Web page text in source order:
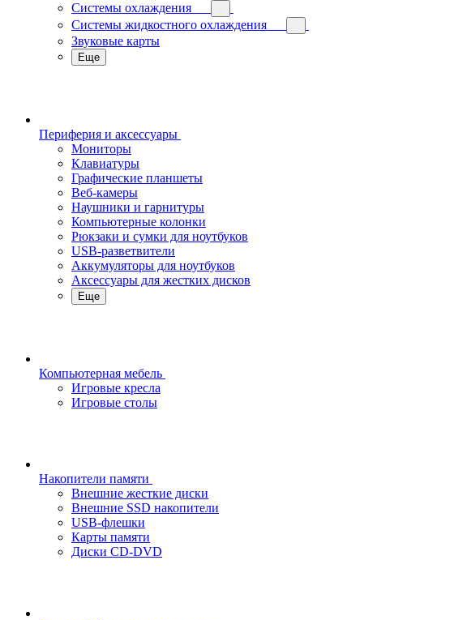
Системы охлаждения
Системы жидкостного охлаждения
Звуковые карты
Еще
Периферия и аксессуары
Мониторы
Клавиатуры
Графические планшеты
Веб-камеры
Наушники и гарнитуры
Компьютерные колонки
Рюкзаки и сумки для ноутбуков
USB-разветвители
Аккумуляторы для ноутбуков
Аксессуары для жестких дисков
Еще
Компьютерная мебель
Игровые кресла
Игровые столы
Накопители памяти
Внешние жесткие диски
Внешние SSD накопители
USB-флешки
Карты памяти
Диски CD-DVD